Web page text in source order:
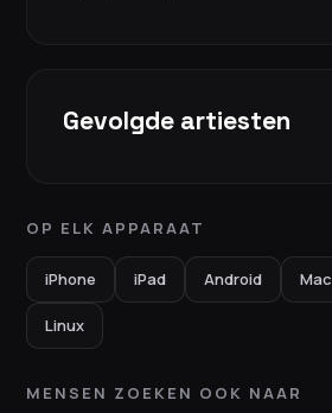
Gevolgde artiesten
OP ELK APPARAAT
iPhone iPad Android Mac
Linux
MENSEN ZOEKEN OOK NAAR